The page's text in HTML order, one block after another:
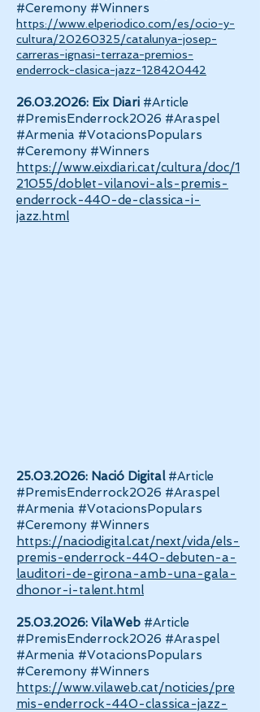
#Ceremony #Winners
https://www.elperiodico.com/es/ocio-y-
cultura/20260325/catalunya-josep-
carreras-ignasi-terraza-premios-
enderrock-clasica-jazz-128420442
26.03.2026: Eix Diari #Article
#PremisEnderrock2026 #Araspel
#Armenia #VotacionsPopulars
#Ceremony #Winners
https://www.eixdiari.cat/cultura/doc/1
21055/doblet-vilanovi-als-premis-
enderrock-440-de-classica-i-
jazz.html
25.03.2026: Nació Digital#Article
#PremisEnderrock2026 #Araspel
#Armenia #VotacionsPopulars
#Ceremony #Winners
https://naciodigital.cat/next/vida/els-
premis-enderrock-440-debuten-a-
lauditori-de-girona-amb-una-gala-
dhonor-i-talent.html
25.03.2026: VilaWeb #Article
#PremisEnderrock2026 #Araspel
#Armenia #VotacionsPopulars
#Ceremony #Winners
https://www.vilaweb.cat/noticies/pre
mis-enderrock-440-classica-jazz-